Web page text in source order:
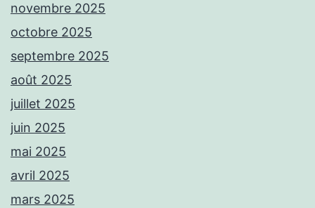
novembre 2025
octobre 2025
septembre 2025
août 2025
juillet 2025
juin 2025
mai 2025
avril 2025
mars 2025